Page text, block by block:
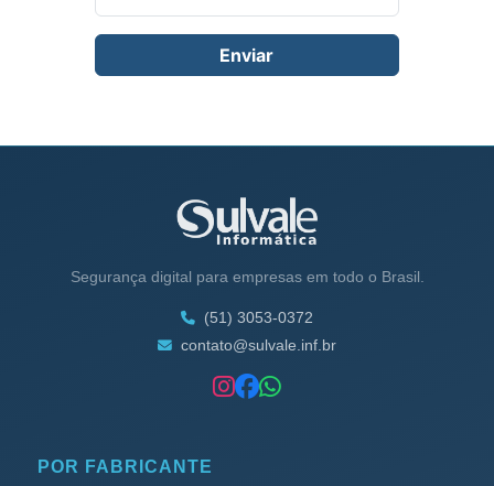
Segurança digital para empresas em todo o Brasil.
(51) 3053-0372
contato@sulvale.inf.br
POR FABRICANTE